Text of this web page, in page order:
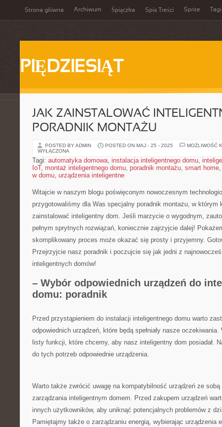
Strona główna Archiwum Śpiączka Spis Treści Sprite Tagi
PIĘDZIESIĄT
JAK ZAINSTALOWAĆ
PORADNIK MONTAŻU
POSTED BY ADMIN POSTED ON MAJ - 25 - 2025
MOŻLIWOŚĆ
WYŁĄCZONA
Tagi: automatyka domowa, instalacja inteligentnego domu,
IoT, montaż inteligentnego domu, poradnik montażu, smart home
w domu, urządzenia inteligentne
Witajcie w naszym blogu poświęconym nowoczesnym
przygotowaliśmy dla Was specjalny poradnik montażu, w którym
zainstalować inteligentny dom. Jeśli marzycie o wygodnym,
pełnym sprytnych rozwiązań, koniecznie zajrzyjcie dalej!‍
skomplikowany ⁢proces może okazać się prosty i przyjemny.
Przejrzyjcie nasz poradnik i poczujcie⁢ się jak jedni z
inteligentnych domów!
– Wybór⁣ odpowiednich ⁢urządzeń ‌do
domu: poradnik
Przed przystąpieniem do ⁣instalacji inteligentnego domu warto
odpowiednich urządzeń,​ które będą spełniały​ nasze
listy funkcji,‌ które chcemy, aby nasz inteligentny ⁤dom‍ posiadał.
do tych⁤ potrzeb ⁢odpowiednie urządzenia.
Warto także‍ zwrócić uwagę na kompatybilność urządzeń ze
zarządzania inteligentnym domem. Przed zakupem urządzeń
innych użytkowników, aby uniknąć potencjalnych problemów z
Pamiętajmy także o zarządzaniu energią, wybierając urządzenia